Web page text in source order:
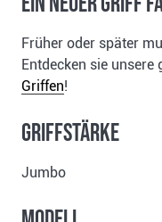
Früher oder später
Entdecken sie unsere
Griffen!
Griffstärke
Jumbo